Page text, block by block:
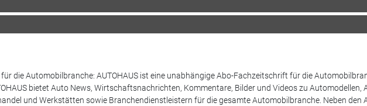
die Automobilbranche: AUTOHAUS ist eine unabhängige Abo-Fachzeitschrift für die
bietet Auto News, Wirtschaftsnachrichten, Kommentare, Bilder und Videos zu
und Werkstätten sowie Branchendienstleistern für die gesamte Automobilbranche. Neben den